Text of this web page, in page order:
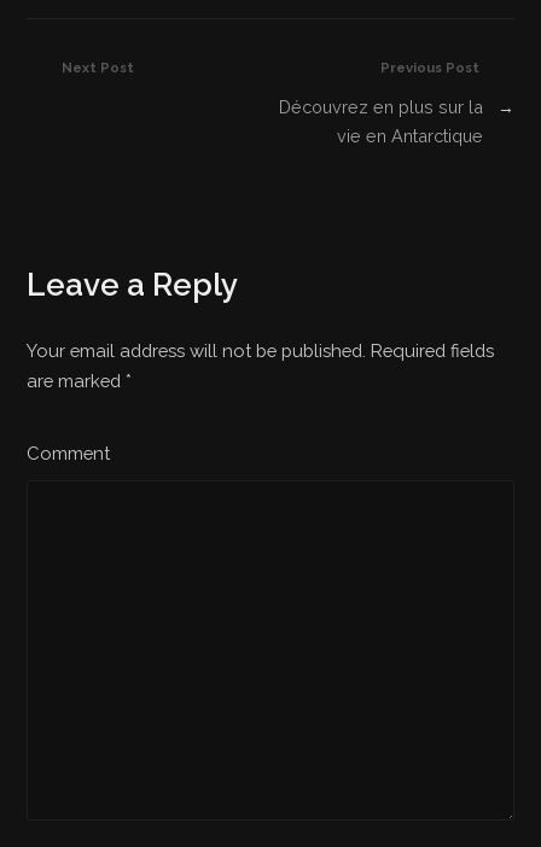
Previous Post
Découvrez en plus sur la
vie en Antarctique
→
Next Post
Leave a Reply
Your email address will not be published. Required fields
are marked *
Comment